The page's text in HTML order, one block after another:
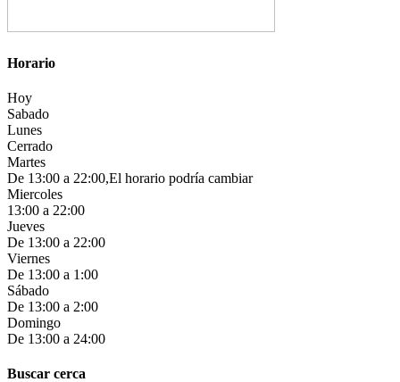
Horario
Hoy
Sabado
Lunes
Cerrado
Martes
De 13:00 a 22:00,El horario podría cambiar
Miercoles
13:00 a 22:00
Jueves
De 13:00 a 22:00
Viernes
De 13:00 a 1:00
Sábado
De 13:00 a 2:00
Domingo
De 13:00 a 24:00
Buscar cerca